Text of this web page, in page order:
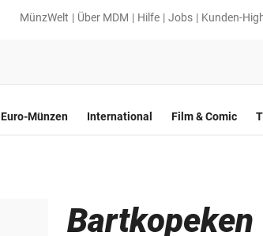
MünzWelt Über MDM Hilfe Jobs Kunden-
Euro-Münzen International Film & Comic